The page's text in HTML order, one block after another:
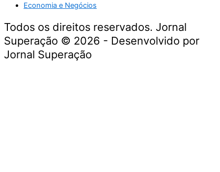
Economia e Negócios
Todos os direitos reservados. Jornal
Superação © 2026 - Desenvolvido por
Jornal Superação